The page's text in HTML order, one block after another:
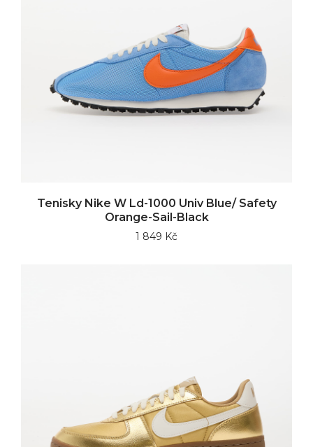
Tenisky Nike W Ld-1000 Univ Blue/ Safety
Orange-Sail-Black
1 849 Kč